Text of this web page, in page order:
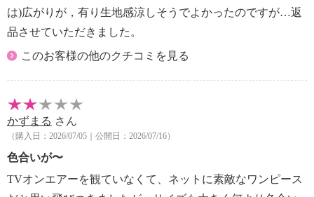
は)広がりが，有り生地感涼しそうでよかったのですが…返
品させていただきました。
このお客様の他のクチコミを見る
かずまる さん
（購入日：2026/07/05｜公開日：2026/07/16）
色合いが〜
TVオンエアーを観ていなくて、ネットに素敵なワンピース